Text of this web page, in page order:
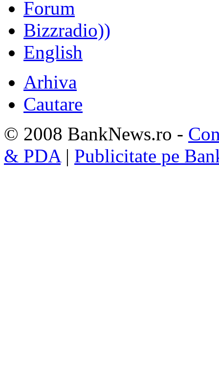
Forum
Bizzradio))
English
Arhiva
Cautare
© 2008 BankNews.ro -
& PDA| Publicitate pe